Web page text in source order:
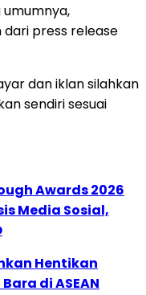
press release
dan iklan silahkan
sendiri sesuai
Awards 2026
Media Sosial,
Hentikan
di ASEAN